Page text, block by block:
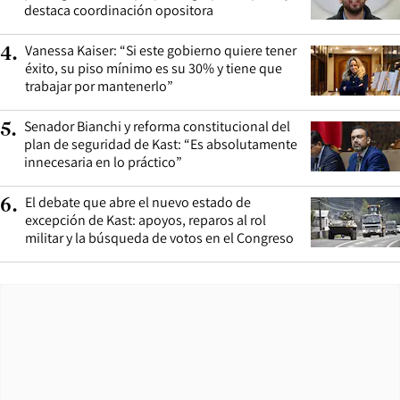
destaca coordinación opositora
4. Vanessa Kaiser: “Si este gobierno quiere tener
éxito, su piso mínimo es su 30% y tiene que
trabajar por mantenerlo”
5. Senador Bianchi y reforma constitucional del
plan de seguridad de Kast: “Es absolutamente
innecesaria en lo práctico”
6. El debate que abre el nuevo estado de
excepción de Kast: apoyos, reparos al rol
militar y la búsqueda de votos en el Congreso